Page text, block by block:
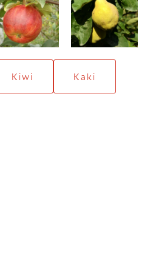
Cardinal Bereczki
Kiwi Kaki